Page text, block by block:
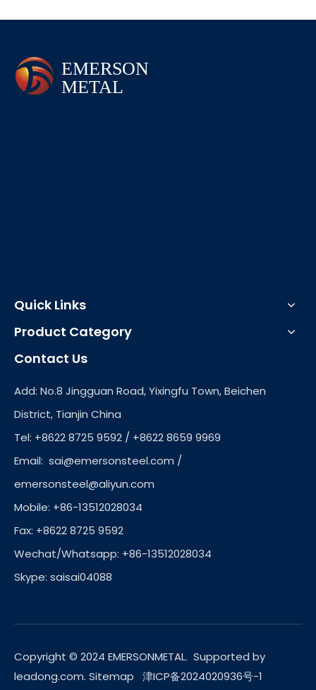
Quick Links
Product Category
Contact Us
Add: No.8 Jingguan Road, Yixingfu Town, Beichen
District, Tianjin China
Tel: +8622 8725 9592 / +8622 8659 9969
Email: sai@emersonsteel.com /
emersonsteel@aliyun.com
Mobile: +86-13512028034
Fax: +8622 8725 9592
Wechat/Whatsapp: +86-13512028034
Skype: saisai04088
Copyright © 2024 EMERSONMETAL. Supported by
leadong.com. Sitemap 津ICP备2024020936号-1